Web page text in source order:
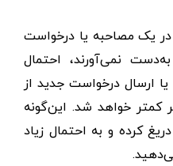
یک مصاحبه یا درخواست
نمی‌آورند، احتمال
یا ارسال درخواست جدید از
به نسبت ۳.۵ برابر کمتر خواهد شد. این‌گونه
کرده و به احتمال زیاد